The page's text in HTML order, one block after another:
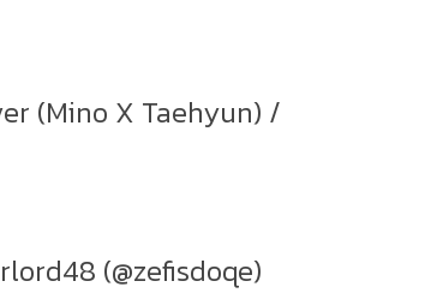
(Mino X Taehyun) /
(@zefisdoqe)